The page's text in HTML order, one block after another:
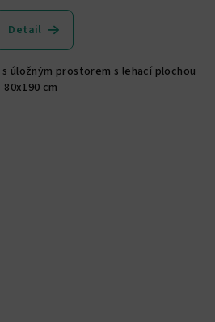
hodnocení
produktu
z
5
Detail
úložným prostorem s lehací plochou
80x190 cm